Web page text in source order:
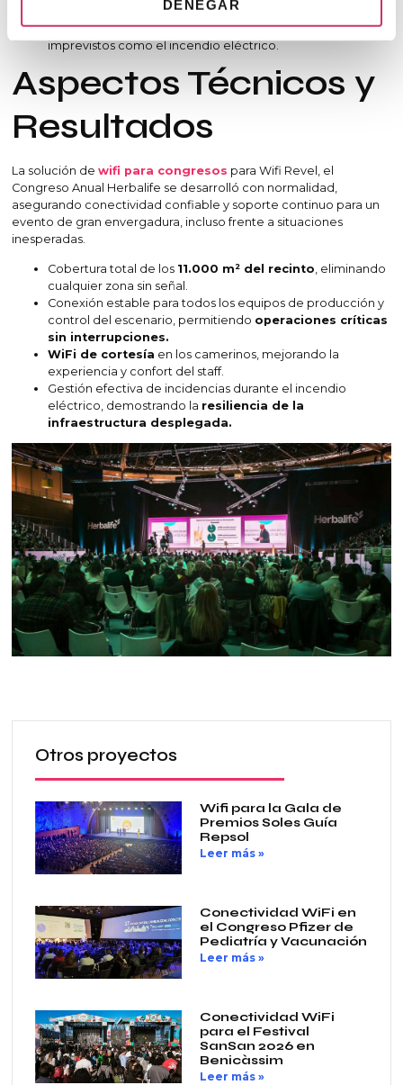
DENEGAR
Redes redundantes y sistemas de contingencia
garantizando continuidad incluso ante incidentes
imprevistos como el incendio eléctrico.
Aspectos Técnicos y
Resultados
La solución de wifi para congresos para Wifi Revel, el
Congreso Anual Herbalife se desarrolló con normalidad,
asegurando conectividad confiable y soporte continuo para un
evento de gran envergadura, incluso frente a situaciones
inesperadas.
Cobertura total de los 11.000 m² del recinto, eliminando
cualquier zona sin señal.
Conexión estable para todos los equipos de producción y
control del escenario, permitiendo operaciones críticas
sin interrupciones.
WiFi de cortesía en los camerinos, mejorando la
experiencia y confort del staff.
Gestión efectiva de incidencias durante el incendio
eléctrico, demostrando la resiliencia de la
infraestructura desplegada.
Otros proyectos
Wifi para la Gala de
Premios Soles Guía
Repsol
Leer más »
Conectividad WiFi en
el Congreso Pfizer de
Pediatría y Vacunación
Leer más »
Conectividad WiFi
para el Festival
SanSan 2026 en
Benicàssim
Leer más »